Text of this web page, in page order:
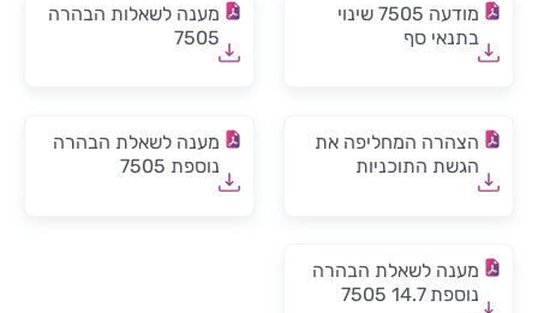
מודעה 7505 שינוי
בתנאי סף
מענה לשאלות הבהרה
7505
הצהרה המחליפה את
הגשת התוכניות
מענה לשאלת הבהרה
נוספת 7505
מענה לשאלת הבהרה
נוספת 14.7 7505